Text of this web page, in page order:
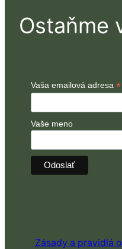
Ostaňme
Vaša emailová adresa *
Vaše meno
Zásady a pravidlá